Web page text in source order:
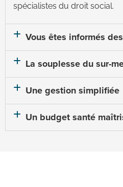
spécialistes du droit social.
Vous êtes informés
La souplesse du sur-
Une gestion simplifiée
Un budget santé